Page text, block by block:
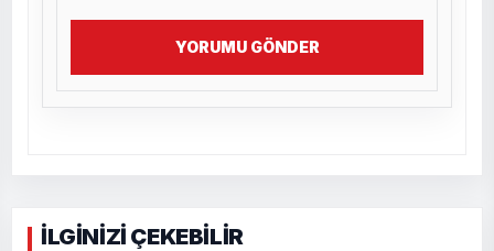
YORUMU GÖNDER
İLGİNİZİ ÇEKEBİLİR